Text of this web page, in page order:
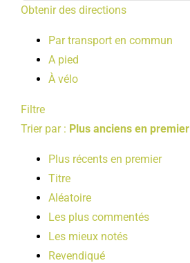
Obtenir des directions
Par transport en commun
A pied
À vélo
Filtre
Trier par : Plus anciens en premier
Plus récents en premier
Titre
Aléatoire
Les plus commentés
Les mieux notés
Revendiqué